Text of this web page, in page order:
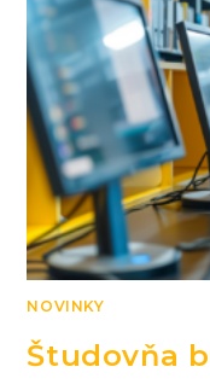
NOVINKY
Študovňa